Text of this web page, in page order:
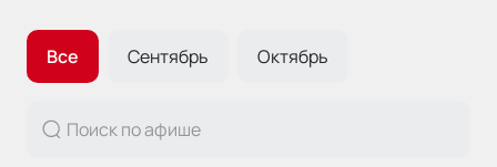
Все Сентябрь Октябрь